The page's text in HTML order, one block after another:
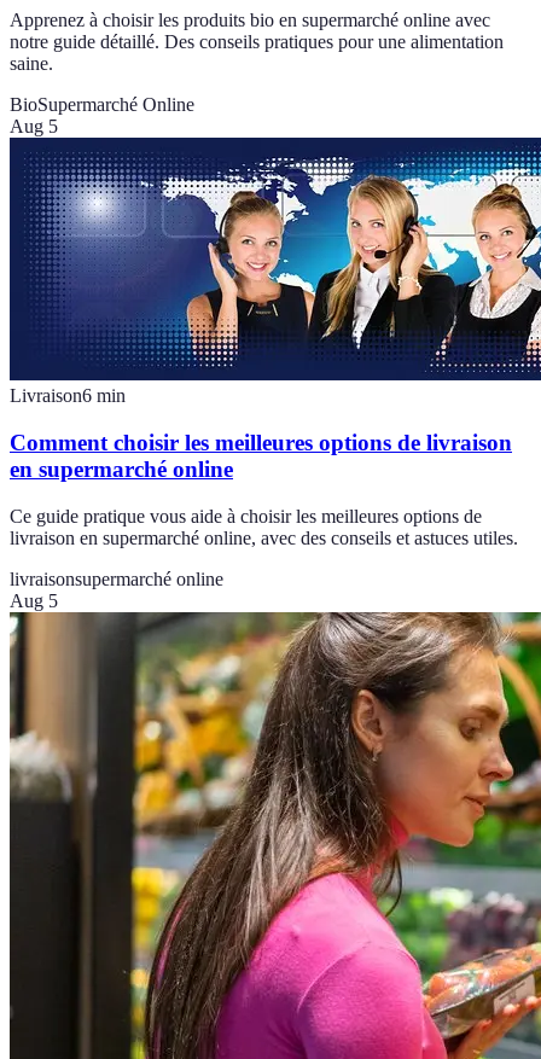
Apprenez à choisir les produits bio en supermarché online avec
notre guide détaillé. Des conseils pratiques pour une alimentation
saine.
BioSupermarché Online
Aug 5
Livraison6 min
Comment choisir les meilleures options de livraison
en supermarché online
Ce guide pratique vous aide à choisir les meilleures options de
livraison en supermarché online, avec des conseils et astuces utiles.
livraisonsupermarché online
Aug 5